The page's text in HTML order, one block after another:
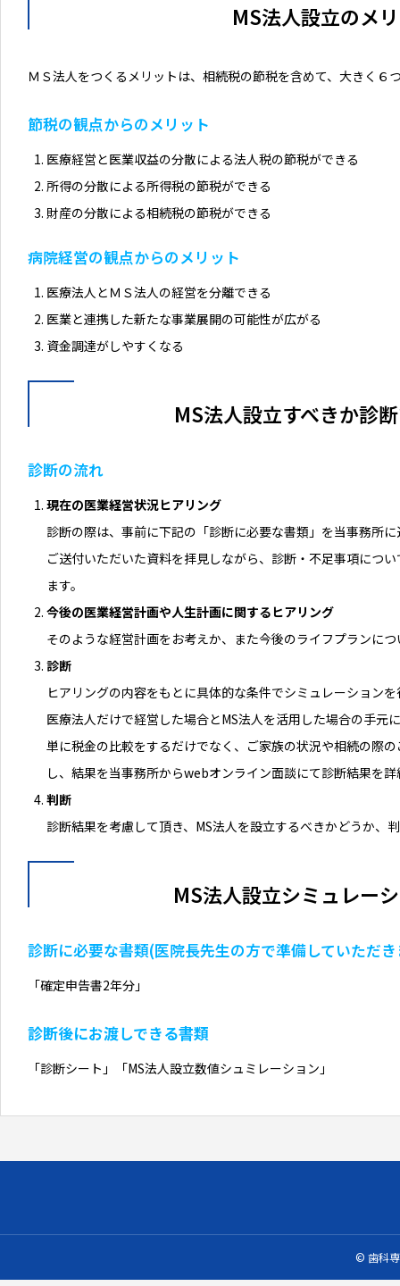
MS法人設立のメ
ＭＳ法人をつくるメリットは、相続税の節税を含めて、大きく６
節税の観点からのメリット
医療経営と医業収益の分散による法人税の節税ができる
所得の分散による所得税の節税ができる
財産の分散による相続税の節税ができる
病院経営の観点からのメリット
医療法人とＭＳ法人の経営を分離できる
医業と連携した新たな事業展開の可能性が広がる
資金調達がしやすくなる
MS法人設立すべきか診
診断の流れ
現在の医業経営状況ヒアリング
診断の際は、事前に下記の「診断に必要な書類」を当事務所
ご送付いただいた資料を拝見しながら、診断・不足事項につ
ます。
今後の医業経営計画や人生計画に関するヒアリング
そのような経営計画をお考えか、また今後のライフプランに
診断
ヒアリングの内容をもとに具体的な条件でシミュレーション
医療法人だけで経営した場合とMS法人を活用した場合の手元
単に税金の比較をするだけでなく、ご家族の状況や相続の際
し、結果を当事務所からwebオンライン面談にて診断結果を
判断
診断結果を考慮して頂き、MS法人を設立するべきかどうか、
MS法人設立シミュレー
診断に必要な書類(医院長先生の方で準備していただ
「確定申告書2年分」
診断後にお渡しできる書類
「診断シート」「MS法人設立数値シュミレーション」
© 歯科